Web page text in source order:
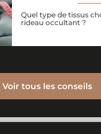
Quel type de tissus
rideau occultant ?
Voir tous les conseils